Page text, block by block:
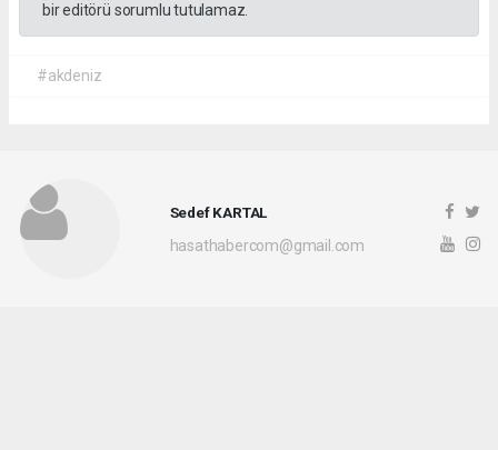
bir editörü sorumlu tutulamaz.
#akdeniz
Sedef KARTAL
hasathabercom@gmail.com